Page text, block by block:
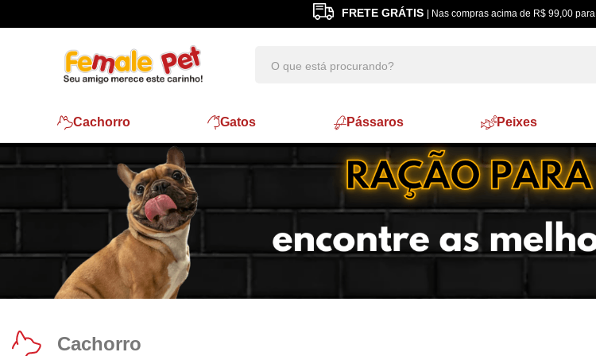
FRETE GRÁTIS | Nas compras acima de R$ 99,00
Cachorro Gatos Pássaros Peixes
Cachorro